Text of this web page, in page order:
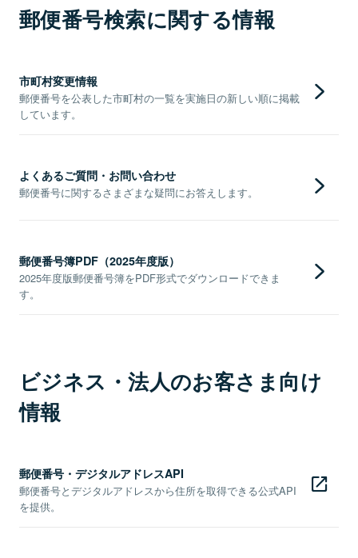
郵便番号検索に関する情報
市町村変更情報
郵便番号を公表した市町村の一覧を実施日の新しい順に掲載
しています。
よくあるご質問・お問い合わせ
郵便番号に関するさまざまな疑問にお答えします。
郵便番号簿PDF（2025年度版）
2025年度版郵便番号簿をPDF形式でダウンロードできま
す。
ビジネス・法人のお客さま向け
情報
郵便番号・デジタルアドレスAPI
郵便番号とデジタルアドレスから住所を取得できる公式API
を提供。